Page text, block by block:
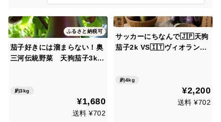
ふるさと納税可
茄子好きには溜まらない！奥
三河伝統野菜 天狗茄子3k
約3kg
¥1,680
送料 ¥702
サッカーにちなんで🇯🇵天狗
茄子2k VS🇮🇹ヴィオランテ.
約4kg
¥2,200
送料 ¥702